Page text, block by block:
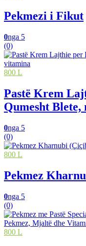
Pekmezi i Fikut
0nga 5
(0)
800 L
Pastë Krem
Qumesht
0nga 5
(0)
800 L
Pekmez
0nga 5
(0)
800 L